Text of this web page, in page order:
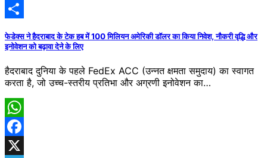
Telegram
फेडेक्स ने हैदराबाद के टेक हब में 100 मिलियन अमेरिकी डॉलर का किया निवेश, नौकरी वृद्धि और
इनोवेशन को बढ़ावा देने के लिए
हैदराबाद दुनिया के पहले FedEx ACC (उन्नत क्षमता समुदाय) का स्वागत
करता है, जो उच्च-स्तरीय प्रतिभा और अग्रणी इनोवेशन का…
WhatsApp
Facebook